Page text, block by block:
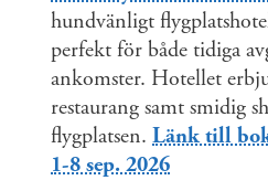
hundvänligt
perfekt för både tidiga
ankomster. Hotellet
restaurang samt smidig
flygplatsen. Länk till
1-8 sep. 2026